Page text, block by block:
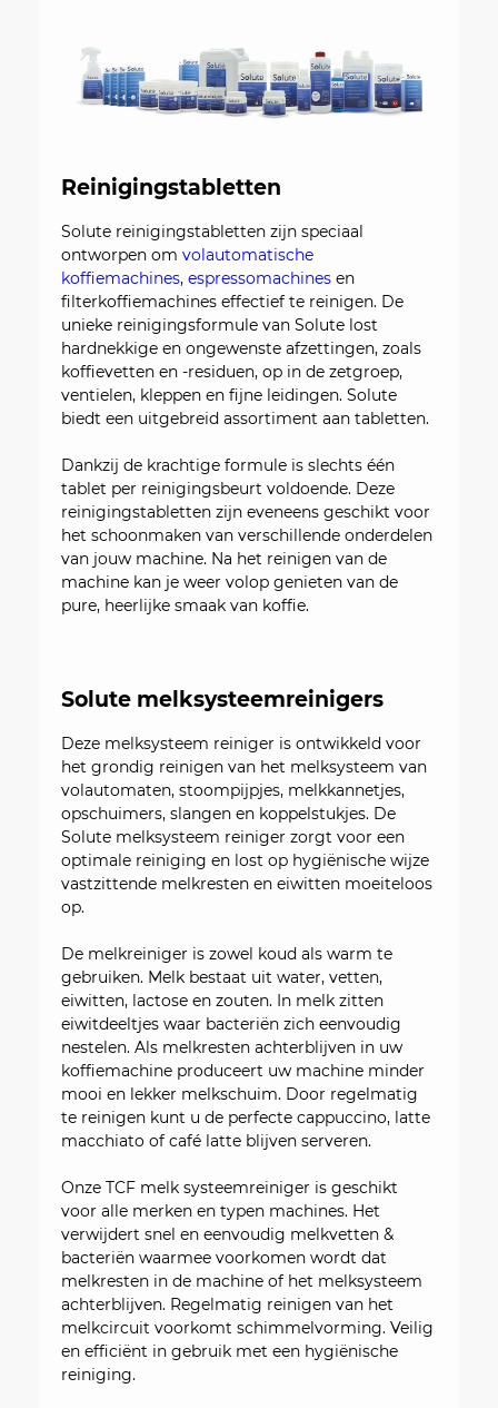
Reinigingstabletten
Solute reinigingstabletten zijn speciaal
ontworpen om volautomatische
koffiemachines, espressomachines en
filterkoffiemachines effectief te reinigen. De
unieke reinigingsformule van Solute lost
hardnekkige en ongewenste afzettingen, zoals
koffievetten en -residuen, op in de zetgroep,
ventielen, kleppen en fijne leidingen. Solute
biedt een uitgebreid assortiment aan tabletten.
Dankzij de krachtige formule is slechts één
tablet per reinigingsbeurt voldoende. Deze
reinigingstabletten zijn eveneens geschikt voor
het schoonmaken van verschillende onderdelen
van jouw machine. Na het reinigen van de
machine kan je weer volop genieten van de
pure, heerlijke smaak van koffie.
Solute melksysteemreinigers
Deze melksysteem reiniger is ontwikkeld voor
het grondig reinigen van het melksysteem van
volautomaten, stoompijpjes, melkkannetjes,
opschuimers, slangen en koppelstukjes. De
Solute melksysteem reiniger zorgt voor een
optimale reiniging en lost op hygiënische wijze
vastzittende melkresten en eiwitten moeiteloos
op.
De melkreiniger is zowel koud als warm te
gebruiken. Melk bestaat uit water, vetten,
eiwitten, lactose en zouten. In melk zitten
eiwitdeeltjes waar bacteriën zich eenvoudig
nestelen. Als melkresten achterblijven in uw
koffiemachine produceert uw machine minder
mooi en lekker melkschuim. Door regelmatig
te reinigen kunt u de perfecte cappuccino, latte
macchiato of café latte blijven serveren.
Onze TCF melk systeemreiniger is geschikt
voor alle merken en typen machines. Het
verwijdert snel en eenvoudig melkvetten &
bacteriën waarmee voorkomen wordt dat
melkresten in de machine of het melksysteem
achterblijven. Regelmatig reinigen van het
melkcircuit voorkomt schimmelvorming. Veilig
en efficiënt in gebruik met een hygiënische
reiniging.